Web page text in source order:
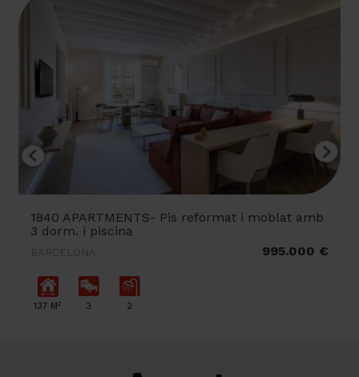
1840 APARTMENTS- Pis reformat i moblat amb
3 dorm. i piscina
BARCELONA 995.000 €
137 M2 3 2